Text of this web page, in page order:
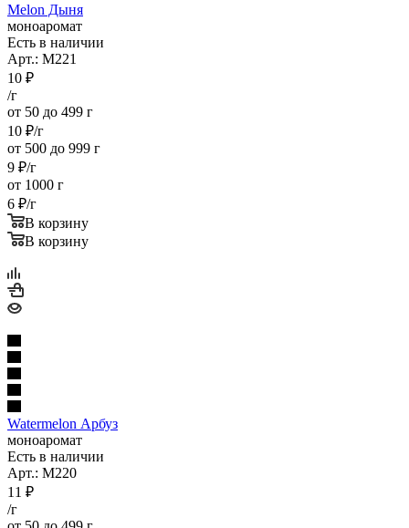
Melon Дыня
моноаромат
Есть в наличии
Арт.: M221
10 ₽
/г
от 50 до 499 г
10 ₽/г
от 500 до 999 г
9 ₽/г
от 1000 г
6 ₽/г
В корзину
В корзину
Watermelon Арбуз
моноаромат
Есть в наличии
Арт.: M220
11 ₽
/г